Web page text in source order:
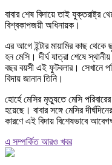
বাবার শেষ বিদায়ে তাই যুক্তরাষ্ট্র
বিশ্বকাপজয়ী অধিনায়ক।
এর আগে ইন্টার মায়ামির কাছ থেকে
হন মেসি। দীর্ঘ যাত্রা শেষে
বছর বয়সী এই ফুটবলার। সেখানে
বিদায় জানান তিনি।
হোর্হে মেসির মৃত্যুতে মেসি
হয়েছে। বাবার সঙ্গে মেসির
কারণে এই বিদায় বিশেষভাবে
এ সম্পর্কিত আরও খবর